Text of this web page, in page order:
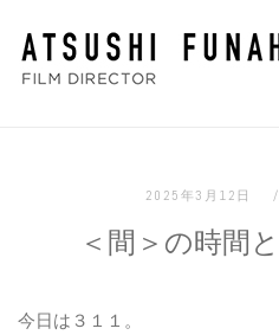
ホ
ー
2025年3月12日
＜間＞の時間
今日は３１１。